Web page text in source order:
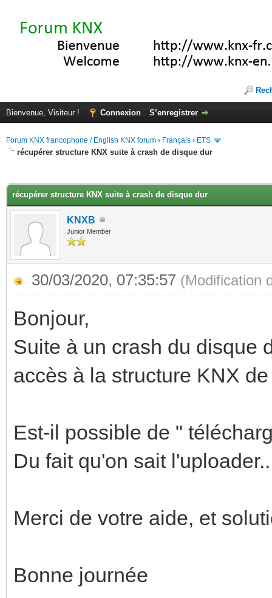
Bienvenue, Visiteur ! Connexion S’enregistrer
Forum KNX francophone / English KNX forum › Français › ETS
récupérer structure KNX suite à crash de disque dur
récupérer structure KNX suite à crash de disque dur
KNXB
Junior Member
30/03/2020, 07:35:57 (Modification
Bonjour,
Suite à un crash du disque
accès à la structure KNX
Est-il possible de "
Du fait qu'on sait
Merci de votre aide, et
Bonne journée